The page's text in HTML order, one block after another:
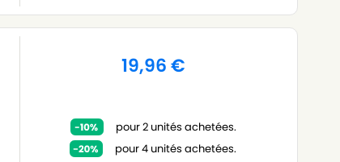
19,96€
pour 2 unités achetées.
pour 4 unités achetées.